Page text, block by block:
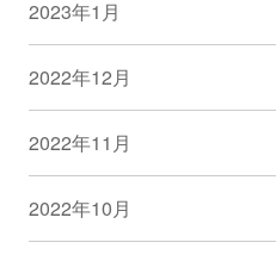
2023年1月
2022年12月
2022年11月
2022年10月